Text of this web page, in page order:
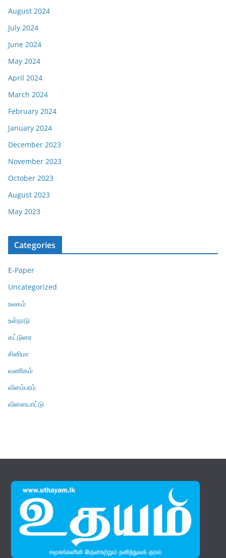
August 2024
July 2024
June 2024
May 2024
April 2024
March 2024
February 2024
January 2024
December 2023
November 2023
October 2023
August 2023
May 2023
Categories
E-Paper
Uncategorized
உலகம்
உள்நாடு
கட்டுரை
சினிமா
வணிகம்
விளம்பரம்
விளையாட்டு